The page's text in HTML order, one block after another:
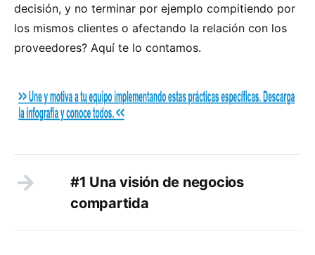
decisión, y no terminar por ejemplo compitiendo por
los mismos clientes o afectando la relación con los
proveedores? Aquí te lo contamos.
#1 Una visión de negocios
compartida